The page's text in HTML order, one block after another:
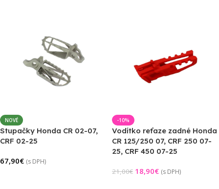
NOVÉ
Stupačky Honda CR 02-07,
CRF 02-25
67,90€ (s DPH)
-10%
Vodítko reťaze zadné Honda
CR 125/250 07, CRF 250 07-
25, CRF 450 07-25
21,00€ 18,90€ (s DPH)